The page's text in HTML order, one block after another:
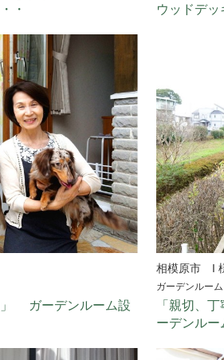
・
ウッドデ
」 ガーデンルーム設
相模原市 I
ガーデンルーム
「親切、
ーデンル